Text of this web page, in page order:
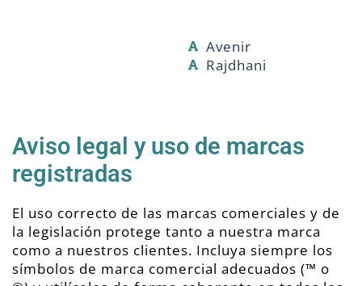
Avenir
Rajdhani
Aviso legal y uso de marcas
registradas
El uso correcto de las marcas comerciales y de
la legislación protege tanto a nuestra marca
como a nuestros clientes. Incluya siempre los
símbolos de marca comercial adecuados (™ o